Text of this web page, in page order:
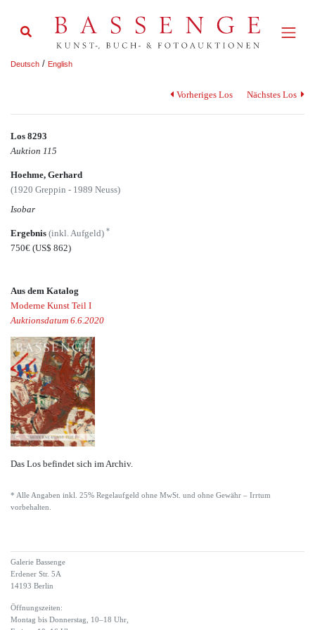
Deutsch / English
Vorheriges Los Nächstes Los
Los 8293
Auktion 115
Hoehme, Gerhard
(1920 Greppin - 1989 Neuss)
Isobar
Ergebnis (inkl. Aufgeld) *
750€ (US$ 862)
Aus dem Katalog
Moderne Kunst Teil I
Auktionsdatum 6.6.2020
Das Los befindet sich im Archiv.
* Alle Angaben inkl. 25% Regelaufgeld ohne MwSt. und ohne Gewähr – Irrtum
vorbehalten.
Galerie Bassenge
Erdener Str. 5A
14193 Berlin
Öffnungszeiten:
Montag bis Donnerstag, 10–18 Uhr,